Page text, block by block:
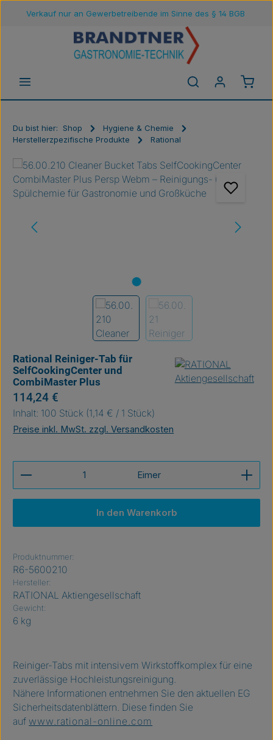
Zum Hauptinhalt springen
Verkauf nur an Gewerbetreibende im Sinne des § 14 BGB
Du bist hier: Shop
Hygiene & Chemie
Herstellerzpezifische Produkte
Rational
Bildergalerie überspringen
Rational Reiniger-Tab für
SelfCookingCenter und
CombiMaster Plus
Regulärer Preis:
114,24 €
Inhalt: 100 Stück (1,14 € / 1 Stück)
Preise inkl. MwSt. zzgl. Versandkosten
Produkt Anzahl: Gib den gewünschten Wert ein
Eimer
In den Warenkorb
Produktnummer:
R6-5600210
Hersteller:
RATIONAL Aktiengesellschaft
Gewicht:
6 kg
Reiniger-Tabs mit intensivem Wirkstoffkomplex für eine
zuverlässige Hochleistungsreinigung.
Nähere Informationen entnehmen Sie den aktuellen EG
Sicherheitsdatenblättern. Diese finden Sie
auf www.rational-online.com